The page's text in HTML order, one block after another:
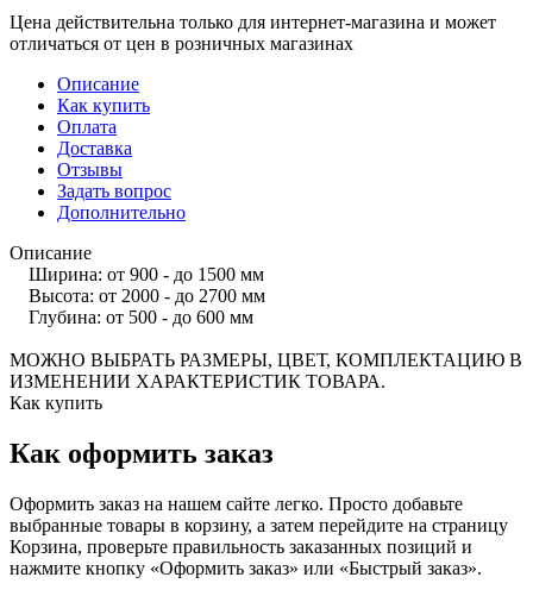
Цена действительна только для интернет-магазина и может
отличаться от цен в розничных магазинах
Описание
Как купить
Оплата
Доставка
Отзывы
Задать вопрос
Дополнительно
Описание
Ширина: от 900 - до 1500 мм
Высота: от 2000 - до 2700 мм
Глубина: от 500 - до 600 мм
МОЖНО ВЫБРАТЬ РАЗМЕРЫ, ЦВЕТ, КОМПЛЕКТАЦИЮ В
ИЗМЕНЕНИИ ХАРАКТЕРИСТИК ТОВАРА.
Как купить
Как оформить заказ
Оформить заказ на нашем сайте легко. Просто добавьте
выбранные товары в корзину, а затем перейдите на страницу
Корзина, проверьте правильность заказанных позиций и
нажмите кнопку «Оформить заказ» или «Быстрый заказ».